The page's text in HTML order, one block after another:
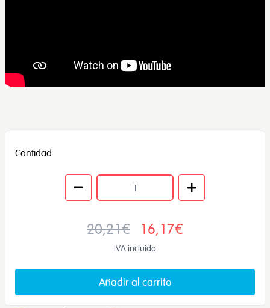
Cantidad
20,21€ 16,17€
IVA incluido
Añadir al carrito